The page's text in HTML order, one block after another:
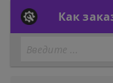
Как